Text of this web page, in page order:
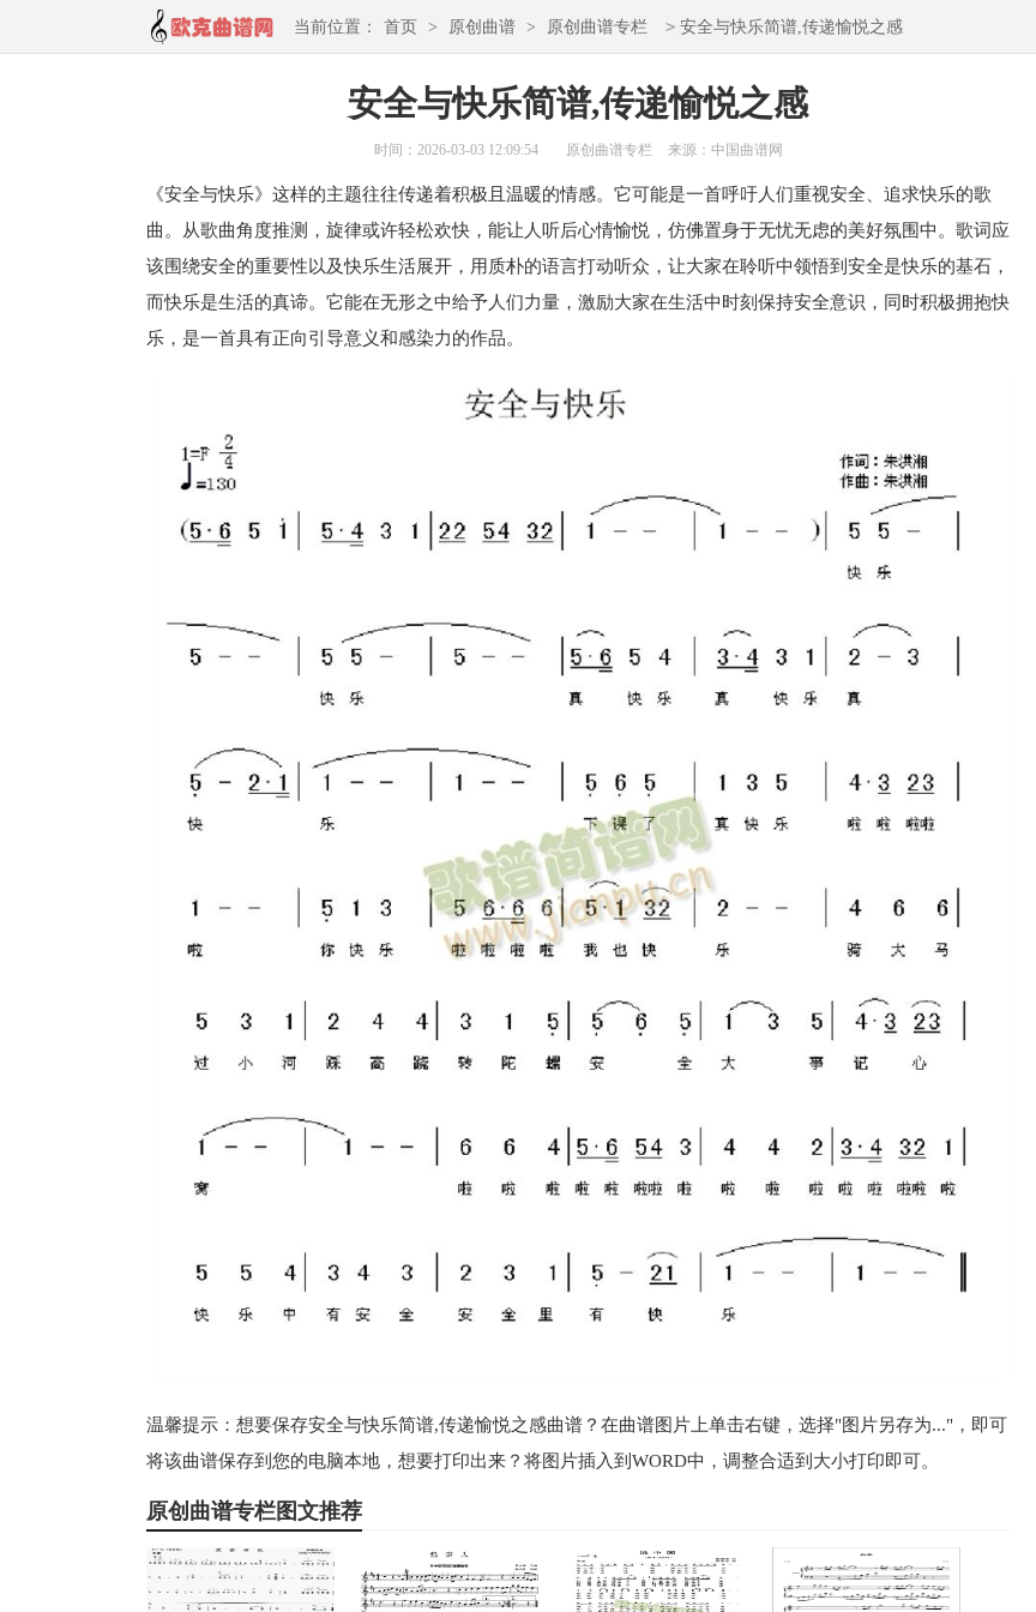
当前位置： 首页 > 原创曲谱 > 原创曲谱专栏 > 安全与快乐简谱,传递愉悦之感
安全与快乐简谱,传递愉悦之感
时间：2026-03-03 12:09:54 原创曲谱专栏 来源：中国曲谱网
《安全与快乐》这样的主题往往传递着积极且温暖的情感。它可能是一首呼吁人们重视安全、追求快乐的歌
曲。从歌曲角度推测，旋律或许轻松欢快，能让人听后心情愉悦，仿佛置身于无忧无虑的美好氛围中。歌词应
该围绕安全的重要性以及快乐生活展开，用质朴的语言打动听众，让大家在聆听中领悟到安全是快乐的基石，
而快乐是生活的真谛。它能在无形之中给予人们力量，激励大家在生活中时刻保持安全意识，同时积极拥抱快
乐，是一首具有正向引导意义和感染力的作品。
温馨提示：想要保存安全与快乐简谱,传递愉悦之感曲谱？在曲谱图片上单击右键，选择"图片另存为..."，即可
将该曲谱保存到您的电脑本地，想要打印出来？将图片插入到WORD中，调整合适到大小打印即可。
原创曲谱专栏图文推荐